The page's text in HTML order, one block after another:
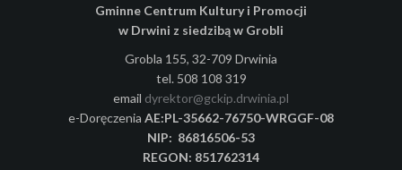
Gminne Centrum Kultury i Promocji
w Drwini z siedzibą w Grobli
Grobla 155, 32-709 Drwinia
tel. 508 108 319
email dyrektor@gckip.drwinia.pl
e-Doręczenia AE:PL-35662-76750-WRGGF-08
NIP: 86816506-53
REGON: 851762314